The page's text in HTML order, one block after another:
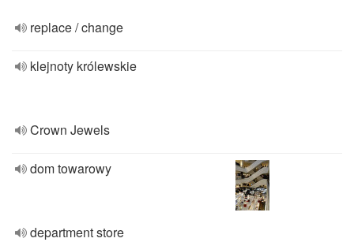
replace / change
klejnoty królewskie
Crown Jewels
dom towarowy
department store